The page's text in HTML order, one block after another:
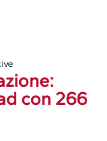
con 266